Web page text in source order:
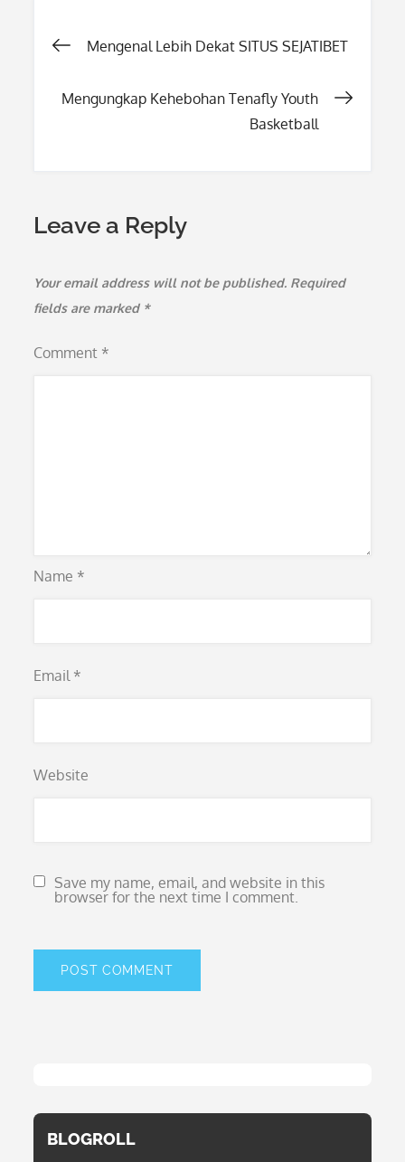
Post
navigation
Mengenal Lebih Dekat SITUS SEJATIBET
Mengungkap Kehebohan Tenafly Youth
Basketball
Leave a Reply
Your email address will not be published. Required
fields are marked *
Comment *
Name *
Email *
Website
Save my name, email, and website in this
browser for the next time I comment.
BLOGROLL